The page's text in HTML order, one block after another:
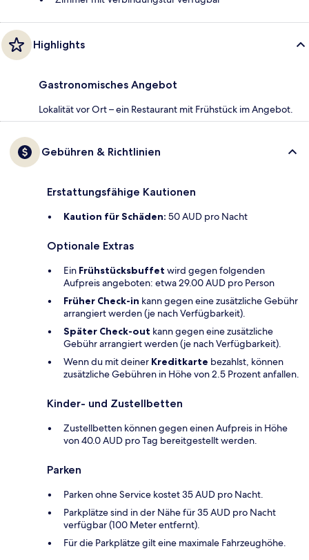
Highlights
Gastronomisches Angebot
Lokalität vor Ort – ein Restaurant mit Frühstück im Angebot.
Gebühren & Richtlinien
Erstattungsfähige Kautionen
Kaution für Schäden: 50 AUD pro Nacht
Optionale Extras
Ein Frühstücksbuffet wird gegen folgenden
Aufpreis angeboten: etwa 29.00 AUD pro Person
Früher Check-in kann gegen eine zusätzliche Gebühr
arrangiert werden (je nach Verfügbarkeit).
Später Check-out kann gegen eine zusätzliche
Gebühr arrangiert werden (je nach Verfügbarkeit).
Wenn du mit deiner Kreditkarte bezahlst, können
zusätzliche Gebühren in Höhe von 2.5 Prozent anfallen.
Kinder- und Zustellbetten
Zustellbetten können gegen einen Aufpreis in Höhe
von 40.0 AUD pro Tag bereitgestellt werden.
Parken
Parken ohne Service kostet 35 AUD pro Nacht.
Parkplätze sind in der Nähe für 35 AUD pro Nacht
verfügbar (100 Meter entfernt).
Für die Parkplätze gilt eine maximale Fahrzeughöhe.